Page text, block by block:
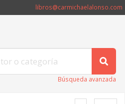
libros@carmichaelalonso.com
Búsqueda avanzada